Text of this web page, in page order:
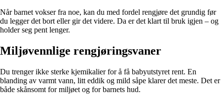
Når barnet vokser fra noe, kan du med fordel rengjøre det grundig før
du legger det bort eller gir det videre. Da er det klart til bruk igjen – og
holder seg pent lenger.
Miljøvennlige rengjøringsvaner
Du trenger ikke sterke kjemikalier for å få babyutstyret rent. En
blanding av varmt vann, litt eddik og mild såpe klarer det meste. Det er
både skånsomt for miljøet og for barnets hud.